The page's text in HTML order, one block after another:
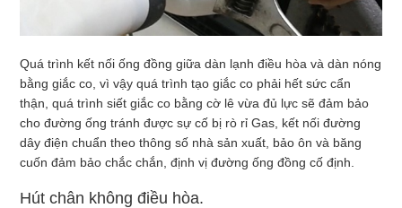
Quá trình kết nối ống đồng giữa dàn lạnh điều hòa và dàn nóng
bằng giắc co, vì vậy quá trình tạo giắc co phải hết sức cẩn
thận, quá trình siết giắc co bằng cờ lê vừa đủ lực sẽ đảm bảo
cho đường ống tránh được sự cố bị rò rỉ Gas, kết nối đường
dây điện chuẩn theo thông số nhà sản xuất, bảo ôn và băng
cuốn đảm bảo chắc chắn, định vị đường ống đồng cố định.
Hút chân không điều hòa.